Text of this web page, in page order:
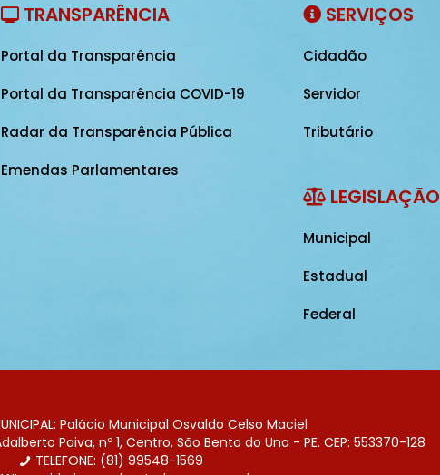
TRANSPARÊNCIA
Portal da Transparência
Portal da Transparência COVID-19
Radar da Transparência Pública
Emendas Parlamentares
SERVIÇOS
Cidadão
Servidor
Tributário
LEGISLAÇÃO
Municipal
Estadual
Federal
Palácio Municipal Osvaldo Celso Maciel
Paiva, nº 1, Centro, São Bento do Una - PE. CEP: 553370-128
TELEFONE: (81) 99548-1569